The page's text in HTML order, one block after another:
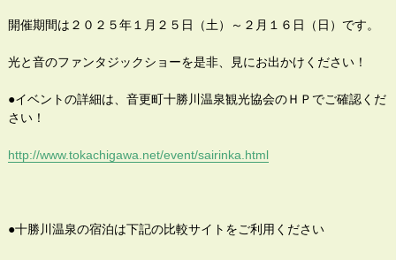
開催期間は２０２５年１月２５日（土）～２月１６日（日）です。
光と音のファンタジックショーを是非、見にお出かけください！
●イベントの詳細は、音更町十勝川温泉観光協会のＨＰでご確認くだ
さい！
http://www.tokachigawa.net/event/sairinka.html
●十勝川温泉の宿泊は下記の比較サイトをご利用ください